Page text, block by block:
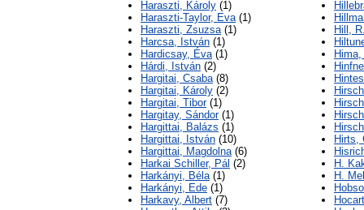
Haraszti, Károly (1)
Haraszti-Taylor, Eva(1)
Haraszti, Zsuzsa(1)
Harcsa, István (1)
Hardicsay, Éva(1)
Hárdi, István (2)
Hargitai, Csaba(8)
Hargitai, Károly (2)
Hargitai, Tibor(1)
Hargitay, Sándor(1)
Hargittai, Balázs (1)
Hargittai, István (10)
Hargittai, Magdolna(6)
Harkai Schiller, Pál (2)
Harkányi, Béla(1)
Harkányi, Ede (1)
Harkavy, Albert (7)
Hill,
H.
H.